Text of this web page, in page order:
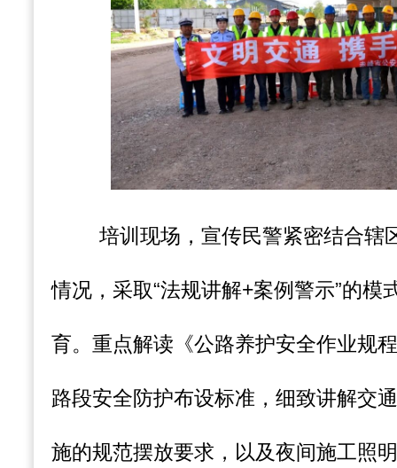
培训现场，宣传民警紧密结合辖
情况，采取“法规讲解+案例警示”的模
育。重点解读《公路养护安全作业规
路段安全防护布设标准，细致讲解交
施的规范摆放要求，以及夜间施工照